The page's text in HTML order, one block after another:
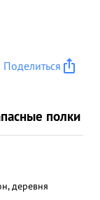
Поделиться
полки
деревня